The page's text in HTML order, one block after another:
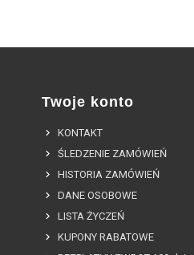
Twoje konto
KONTAKT
ŚLEDZENIE ZAMÓWIEŃ
HISTORIA ZAMÓWIEŃ
DANE OSOBOWE
LISTA ŻYCZEŃ
KUPONY RABATOWE